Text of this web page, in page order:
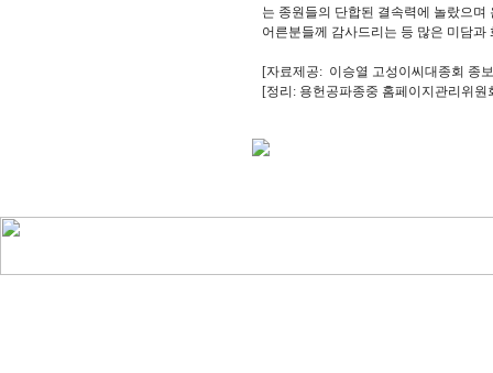
는 종원들의 단합된 결속력에 놀랐으
어른분들께 감사드리는 등 많은 미담
[자료제공: 이승열 고성이씨대종회 종
[정리: 용헌공파종중 홈페이지관리위원